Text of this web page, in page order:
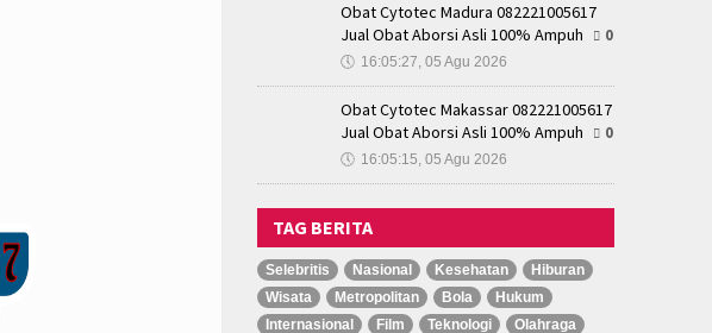
Obat Cytotec Madura 082221005617
Jual Obat Aborsi Asli 100% Ampuh
0
🕔 16:05:27, 05 Agu 2026
Obat Cytotec Makassar 082221005617
Jual Obat Aborsi Asli 100% Ampuh
0
🕔 16:05:15, 05 Agu 2026
TAG BERITA
Selebritis Nasional Kesehatan
Hiburan
Wisata
Metropolitan Bola
Hukum
Internasional
Film Teknologi Olahraga